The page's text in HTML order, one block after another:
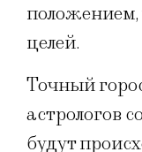
положением,
целей.
Точный
астрологов
будут